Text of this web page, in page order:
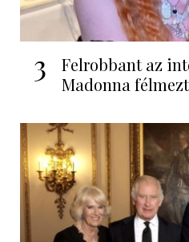
3
Felrobbant az
Madonna